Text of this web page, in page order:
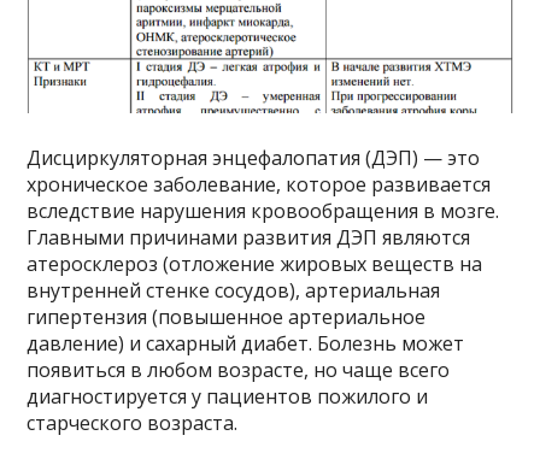
Дисциркуляторная энцефалопатия (ДЭП) — это
хроническое заболевание, которое развивается
вследствие нарушения кровообращения в мозге.
Главными причинами развития ДЭП являются
атеросклероз (отложение жировых веществ на
внутренней стенке сосудов), артериальная
гипертензия (повышенное артериальное
давление) и сахарный диабет. Болезнь может
появиться в любом возрасте, но чаще всего
диагностируется у пациентов пожилого и
старческого возраста.